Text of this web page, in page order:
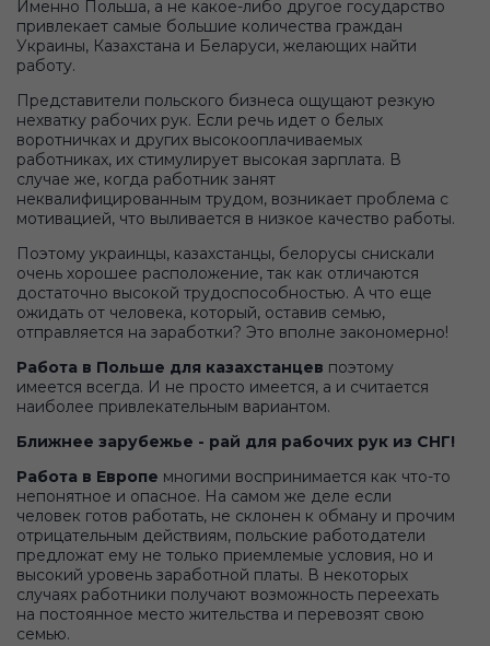
Именно Польша, а не какое-либо другое государство
привлекает самые большие количества граждан
Украины, Казахстана и Беларуси, желающих найти
работу.
Представители польского бизнеса ощущают резкую
нехватку рабочих рук. Если речь идет о белых
воротничках и других высокооплачиваемых
работниках, их стимулирует высокая зарплата. В
случае же, когда работник занят
неквалифицированным трудом, возникает проблема с
мотивацией, что выливается в низкое качество работы.
Поэтому украинцы, казахстанцы, белорусы снискали
очень хорошее расположение, так как отличаются
достаточно высокой трудоспособностью. А что еще
ожидать от человека, который, оставив семью,
отправляется на заработки? Это вполне закономерно!
Работа в Польше для казахстанцев поэтому
имеется всегда. И не просто имеется, а и считается
наиболее привлекательным вариантом.
Ближнее зарубежье - рай для рабочих рук из СНГ!
Работа в Европе многими воспринимается как что-то
непонятное и опасное. На самом же деле если
человек готов работать, не склонен к обману и прочим
отрицательным действиям, польские работодатели
предложат ему не только приемлемые условия, но и
высокий уровень заработной платы. В некоторых
случаях работники получают возможность переехать
на постоянное место жительства и перевозят свою
семью.